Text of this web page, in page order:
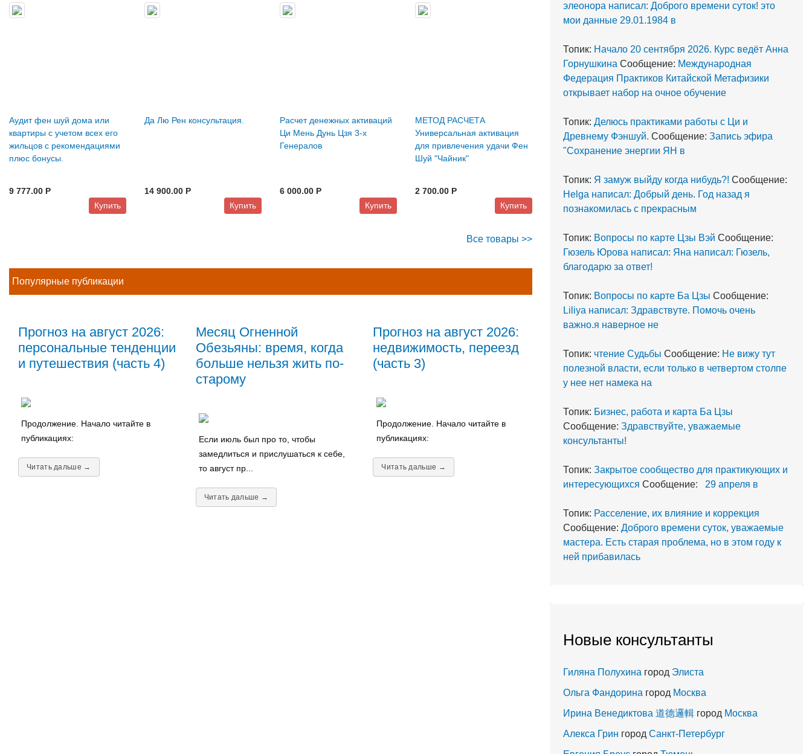
Аудит фен шуй дома или
квартиры с учетом всех его
жильцов с рекомендациями
плюс бонусы.
9 777.00 P
Купить
Да Лю Рен консультация.
14 900.00 P
Купить
Расчет денежных активаций
Ци Мень Дунь Цзя 3-х
Генералов
6 000.00 P
Купить
МЕТОД РАСЧЕТА
Универсальная активация
для привлечения удачи Фен
Шуй "Чайник"
2 700.00 P
Купить
Все товары >>
Популярные публикации
Прогноз на август 2026:
персональные тенденции
и путешествия (часть 4)
Продолжение. Начало читайте в
публикациях:
Читать дальше →
Месяц Огненной
Обезьяны: время, когда
больше нельзя жить по-
старому
Если июль был про то, чтобы
замедлиться и прислушаться к себе,
то август пр...
Читать дальше →
Прогноз на август 2026:
недвижимость, переезд
(часть 3)
Продолжение. Начало читайте в
публикациях:
Читать дальше →
элеонора написал: Доброго времени суток! это
мои данные 29.01.1984 в
Топик: Начало 20 сентября 2026. Курс ведёт Анна
Горнушкина Сообщение: Международная
Федерация Практиков Китайской Метафизики
открывает набор на очное обучение
Топик: Делюсь практиками работы с Ци и
Древнему Фэншуй. Сообщение: Запись эфира
"Сохранение энергии ЯН в
Топик: Я замуж выйду когда нибудь?! Сообщение:
Helga написал: Добрый день. Год назад я
познакомилась с прекрасным
Топик: Вопросы по карте Цзы Вэй Сообщение:
Гюзель Юрова написал: Яна написал: Гюзель,
благодарю за ответ!
Топик: Вопросы по карте Ба Цзы Сообщение:
Liliya написал: Здравствуте. Помочь очень
важно.я наверное не
Топик: чтение Судьбы Сообщение: Не вижу тут
полезной власти, если только в четвертом столпе
у нее нет намека на
Топик: Бизнес, работа и карта Ба Цзы
Сообщение: Здравствуйте, уважаемые
консультанты!
Топик: Закрытое сообщество для практикующих и
интересующихся Сообщение: 29 апреля в
Топик: Расселение, их влияние и коррекция
Сообщение: Доброго времени суток, уважаемые
мастера. Есть старая проблема, но в этом году к
ней прибавилась
Новые консультанты
Гиляна Полухина город Элиста
Ольга Фандорина город Москва
Ирина Венедиктова 道德邏輯 город Москва
Алекса Грин город Санкт-Петербург